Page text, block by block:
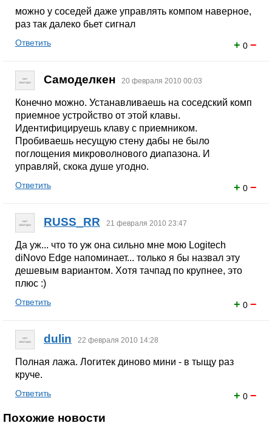
можно у соседей даже управлять компом наверное,
раз так далеко бьет сигнал
+ 0 −
Ответить
Самоделкен 20 февраля 2010 00:03
Конечно можно. Устанавливаешь на соседский комп
приемное устройство от этой клавы.
Идентифицируешь клаву с приемником.
Пробиваешь несущую стену дабы не было
поглощения микроволнового диапазона. И
управляй, скока душе угодно.
+ 0 −
Ответить
RUSS_RR 21 февраля 2010 23:47
Да уж... что то уж она сильно мне мою Logitech
diNovo Edge напоминает... только я бы назвал эту
дешевым вариантом. Хотя тачпад по крупнее, это
плюс :)
+ 0 −
Ответить
dulin 22 февраля 2010 14:28
Полная лажа. Логитек диново мини - в тыщу раз
круче.
+ 0 −
Ответить
Похожие новости